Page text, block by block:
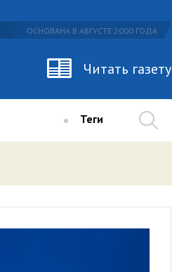
ОСНОВАНА В АВГУСТЕ 2000 ГОДА
Читать газету
Теги